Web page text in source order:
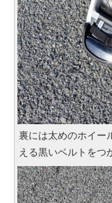
裏には太めのホイー
える黒いベルトをつ